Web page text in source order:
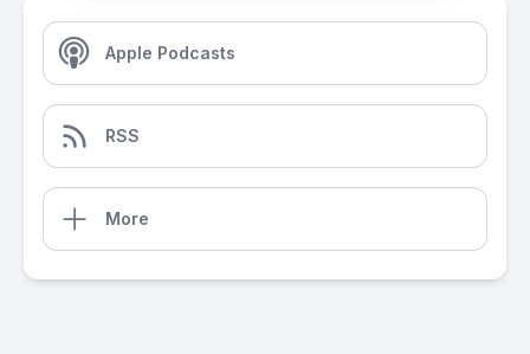
Apple Podcasts
RSS
More